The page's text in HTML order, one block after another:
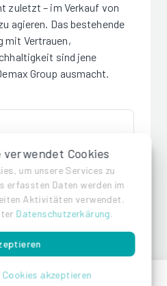
verwendet Cookies
um unsere Services zu
erfassten Daten werden im
Aktivitäten verwendet.
Datenschutzerkärung.
Cookies akzeptieren
zuletzt – im Verkauf von
agieren. Das bestehende
mit Vertrauen,
sind jene
Group ausmacht.